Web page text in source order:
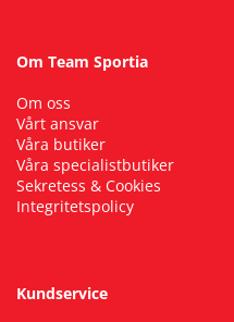
Om Team Sportia
Om oss
Vårt ansvar
Våra butiker
Våra specialistbutiker
Sekretess & Cookies
Integritetspolicy
Kundservice